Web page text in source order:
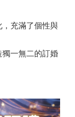
，充滿了個性與
獨一無二的訂婚